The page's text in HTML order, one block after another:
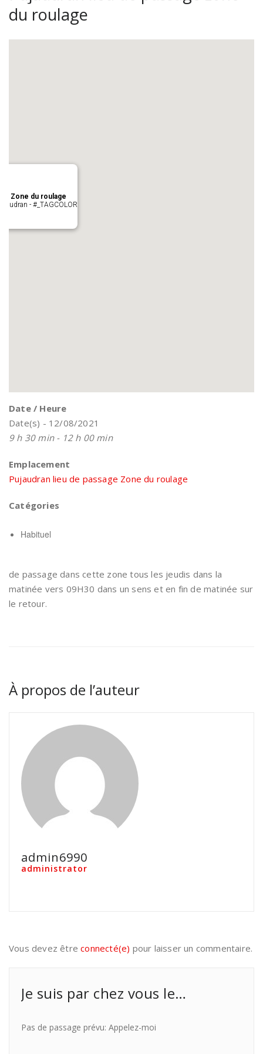
du roulage
Zone du roulage
- #_TAGCOLOR
Date / Heure
Date(s) - 12/08/2021
9 h 30 min - 12 h 00 min
Emplacement
Pujaudran lieu de passage Zone du roulage
Catégories
Habituel
de passage dans cette zone tous les jeudis dans la
matinée vers 09H30 dans un sens et en fin de matinée sur
le retour.
À propos de l’auteur
admin6990
administrator
Vous devez êtreconnecté(e) pour laisser un commentaire.
Je suis par chez vous le…
Pas de passage prévu: Appelez-moi